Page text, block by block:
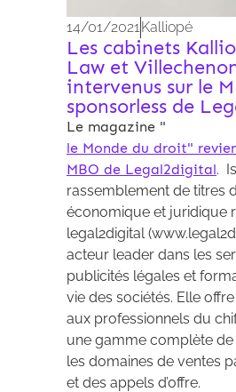
14/01/2021 Kalliopé
Les cabinets
Law et
intervenus sur le
sponsorless de
Le magazine "
le Monde du droit"
MBO de Legal2digital.
rassemblement de titres
économique et juridique
legal2digital
acteur leader dans les
publicités légales et
vie des sociétés. Elle
aux professionnels du
une gamme complète de
les domaines de ventes
et des appels d’offre.